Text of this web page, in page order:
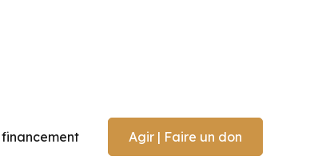
Agir | Faire un don